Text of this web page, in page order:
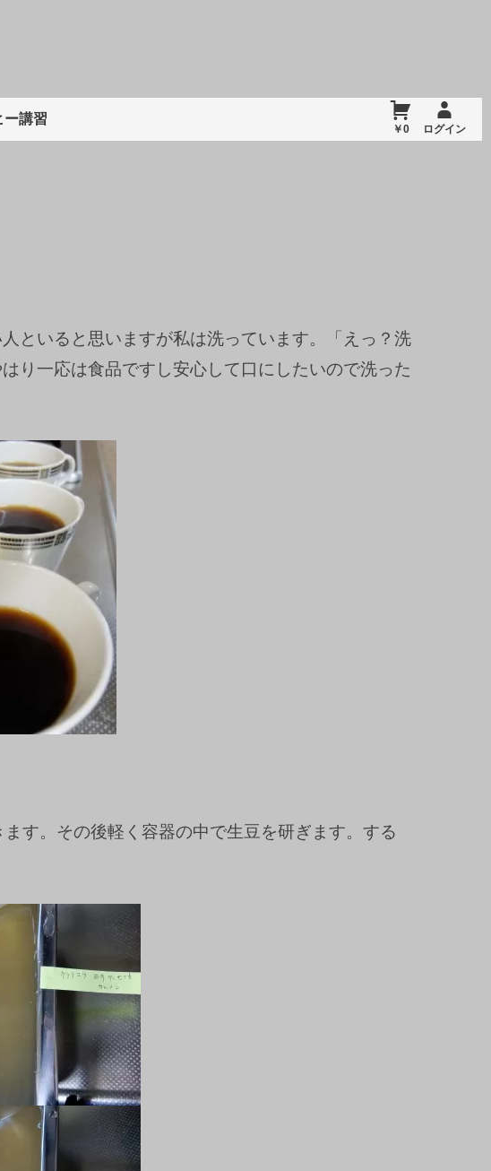
ー講習
￥0 ログイン
といると思いますが私は洗っています。「えっ？洗
り一応は食品ですし安心して口にしたいので洗った
す。その後軽く容器の中で生豆を研ぎます。する